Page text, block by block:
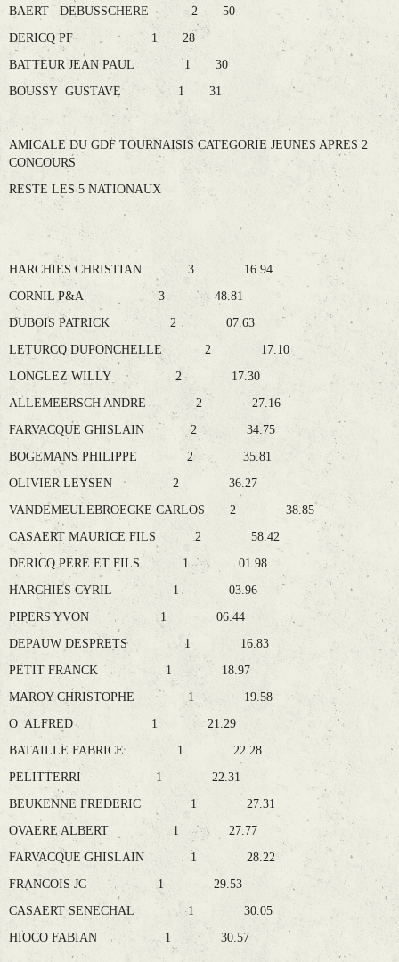
BAERT DEBUSSCHERE 2 50
DERICQ PF 1 28
BATTEUR JEAN PAUL 1 30
BOUSSY GUSTAVE 1 31
AMICALE DU GDF TOURNAISIS CATEGORIE JEUNES APRES 2
CONCOURS
RESTE LES 5 NATIONAUX
HARCHIES CHRISTIAN 3 16.94
CORNIL P&A 3 48.81
DUBOIS PATRICK 2 07.63
LETURCQ DUPONCHELLE 2 17.10
LONGLEZ WILLY 2 17.30
ALLEMEERSCH ANDRE 2 27.16
FARVACQUE GHISLAIN 2 34.75
BOGEMANS PHILIPPE 2 35.81
OLIVIER LEYSEN 2 36.27
VANDEMEULEBROECKE CARLOS 2 38.85
CASAERT MAURICE FILS 2 58.42
DERICQ PERE ET FILS 1 01.98
HARCHIES CYRIL 1 03.96
PIPERS YVON 1 06.44
DEPAUW DESPRETS 1 16.83
PETIT FRANCK 1 18.97
MAROY CHRISTOPHE 1 19.58
O ALFRED 1 21.29
BATAILLE FABRICE 1 22.28
PELITTERRI 1 22.31
BEUKENNE FREDERIC 1 27.31
OVAERE ALBERT 1 27.77
FARVACQUE GHISLAIN 1 28.22
FRANCOIS JC 1 29.53
CASAERT SENECHAL 1 30.05
HIOCO FABIAN 1 30.57